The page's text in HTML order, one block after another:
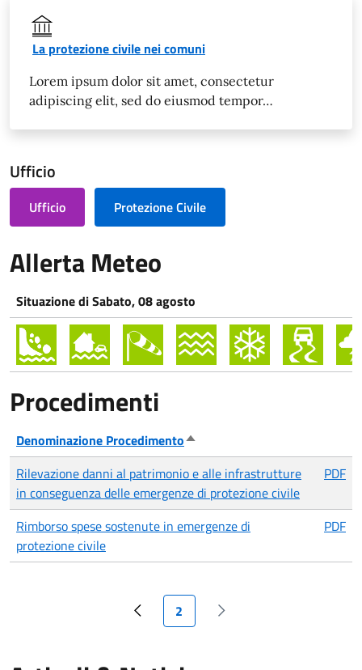
La protezione civile nei comuni
Lorem ipsum dolor sit amet, consectetur
adipiscing elit, sed do eiusmod tempor…
Ufficio
Ufficio Protezione Civile
Allerta Meteo
Situazione di Sabato, 08 agosto
Procedimenti
Denominazione ProcedimentoOrdina in modo discendente
Rilevazione danni al patrimonio e alle infrastrutture
in conseguenza delle emergenze di protezione civile
PDF
Rimborso spese sostenute in emergenze di
protezione civile
PDF
Pagina precedente
Pagina attuale
2 Pagina successiva